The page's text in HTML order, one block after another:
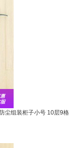
尘组装柜子小号 10层9格